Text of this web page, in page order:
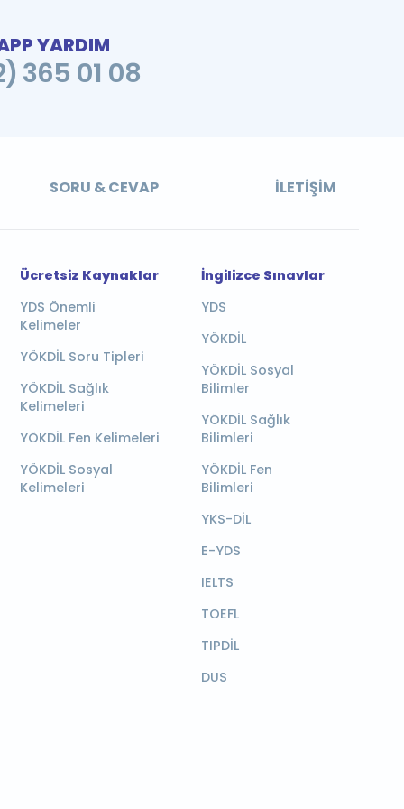
YARDIM
365 01 08
SORU & CEVAP İLETIŞIM
Ücretsiz Kaynaklar
YDS Önemli
Kelimeler
YÖKDİL Soru Tipleri
YÖKDİL Sağlık
Kelimeleri
YÖKDİL Fen Kelimeleri
YÖKDİL Sosyal
Kelimeleri
İngilizce Sınavlar
YDS
YÖKDİL
YÖKDİL Sosyal
Bilimler
YÖKDİL Sağlık
Bilimleri
YÖKDİL Fen
Bilimleri
YKS-DİL
E-YDS
IELTS
TOEFL
TIPDİL
DUS